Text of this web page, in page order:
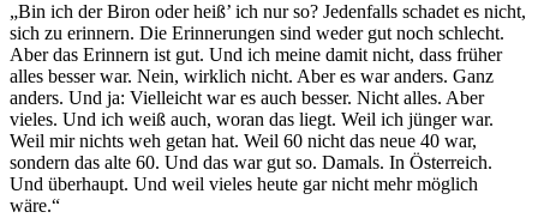
„Bin ich der Biron oder heiß’ ich nur so? Jedenfalls schadet es nicht,
sich zu erinnern. Die Erinnerungen sind weder gut noch schlecht.
Aber das Erinnern ist gut. Und ich meine damit nicht, dass früher
alles besser war. Nein, wirklich nicht. Aber es war anders. Ganz
anders. Und ja: Vielleicht war es auch besser. Nicht alles. Aber
vieles. Und ich weiß auch, woran das liegt. Weil ich jünger war.
Weil mir nichts weh getan hat. Weil 60 nicht das neue 40 war,
sondern das alte 60. Und das war gut so. Damals. In Österreich.
Und überhaupt. Und weil vieles heute gar nicht mehr möglich
wäre.“